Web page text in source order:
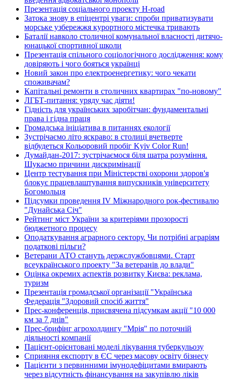
Презентація соціального проекту H-road
Затока знову в епіцентрі уваги: спроби приватизувати
морське узбережжя курортного містечка тривають
Баталії навколо столичної комунальної власності дитячо-
юнацької спортивної школи
Презентація спільного соціологічного дослідження: кому
довіряють і чого бояться українці
Новий закон про електроенергетику: чого чекати
споживачам?
Капітальні ремонти в столичних квартирах "по-новому"
ЛГБТ-питання: уряду час діяти!
Гідність для українських заробітчан: фундаментальні
права і гідна праця
Громадська ініціатива в питаннях екології
Зустрічаємо літо яскраво: в столиці вчетверте
відбудеться Кольоровий пробіг Kyiv Color Run!
Думайдан-2017: зустрічаємося біля шатра розуміння.
Шукаємо причини дискримінації
Центр тестування при Міністерстві охорони здоров'я
блокує працевлаштування випускників університету
Богомольця
Підсумки проведення IV Міжнародного рок-фестивалю
"Дунайська Січ"
Рейтинг міст України за критеріями прозорості
бюджетного процесу
Оподаткування аграрного сектору. Чи потрібні аграріям
податкові пільги?
Ветерани АТО стануть держслужбовцями. Старт
всеукраїнського проекту "За ветеранів до влади"
Оцінка окремих аспектів розвитку Києва: реклама,
туризм
Презентація громадської організації "Українська
Федерація "Здоровий спосіб життя"
Прес-конференція, присвячена підсумкам акції "10 000
км за 7 днів"
Прес-брифінг агрохолдингу "Мрія" по поточній
діяльності компанії
Пацієнт-орієнтовані моделі лікування туберкульозу
Сприяння експорту в ЄС через масову освіту бізнесу
Пацієнти з первинними імунодефіцитами вмирають
через відсутність фінансування на закупівлю ліків